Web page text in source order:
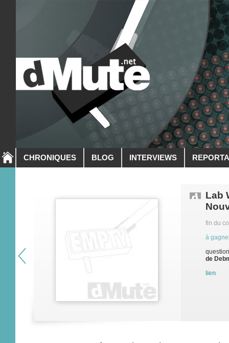
CHRONIQUES BLOG INTERVIEWS
Lab
fin du
à
de
lien